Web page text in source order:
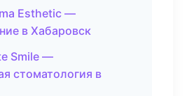
Esthetic —
в Хабаровск
Smile —
стоматология в